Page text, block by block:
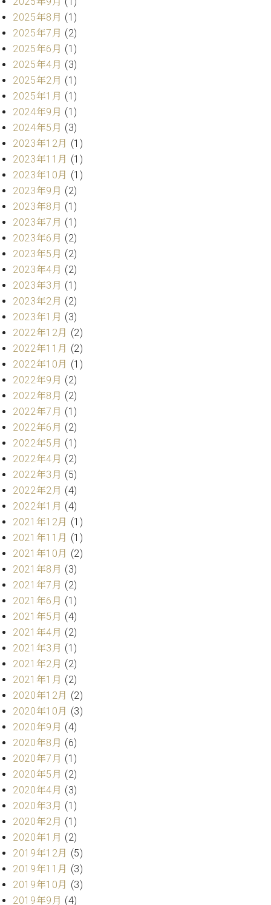
ト
グ
ラ
ン
ド
ア
ノ
C.
ベ
ヒ
シ
ュ
タ
イ
ン
コ
サ
ー
ト
ア
ッ
プ
ラ
イ
ト
ピ
ア
ノ
C.
ベ
ヒ
シ
ュ
タ
イ
ン
レ
ジ
デ
ン
ア
ッ
プ
ラ
イ
ト
ピ
ア
ノ
C.
ベ
ヒ
シ
ュ
タ
イ
ン
ア
カ
デ
納
入
実
績
ー
ル・
ス
タ
ジ
実
績
音
楽
教
愛
用
者
の
声
代
理
店
催
イ
ベ
ン
ト
コ
ー
ル
音
楽
教
室
ベ
ヒ
シ
タ
イ
ン
・
セ
ン
ト
ラ
東
京
店
長
ご
挨
展
示
情
報
ホー
ル・
ジオ
レン
タル
ホー
ル・
スタ
ジオ
空き
状況
動
画
収
サ
ー
ビ
ス
音
教
室
ピ
ア
ノ
の
ン
シ
ェ
ル
ジ
ア
ク
セ
ス
セン
トラ
京の
ご案
2025年8月 (1)
2025年7月 (2)
2025年6月 (1)
2025年4月 (3)
2025年2月 (1)
2025年1月 (1)
2024年9月 (1)
2024年5月 (3)
2023年12月 (1)
2023年11月 (1)
2023年10月 (1)
2023年9月 (2)
2023年8月 (1)
2023年7月 (1)
2023年6月 (2)
2023年5月 (2)
2023年4月 (2)
2023年3月 (1)
2023年2月 (2)
2023年1月 (3)
2022年12月 (2)
2022年11月 (2)
2022年10月 (1)
2022年9月 (2)
2022年8月 (2)
2022年7月 (1)
2022年6月 (2)
2022年5月 (1)
2022年4月 (2)
2022年3月 (5)
2022年2月 (4)
2022年1月 (4)
2021年12月 (1)
2021年11月 (1)
2021年10月 (2)
2021年8月 (3)
2021年7月 (2)
2021年6月 (1)
2021年5月 (4)
2021年4月 (2)
2021年3月 (1)
2021年2月 (2)
2021年1月 (2)
2020年12月 (2)
2020年10月 (3)
2020年9月 (4)
2020年8月 (6)
2020年7月 (1)
2020年5月 (2)
2020年4月 (3)
2020年3月 (1)
2020年2月 (1)
2020年1月 (2)
2019年12月 (5)
2019年11月 (3)
2019年10月 (3)
2019年9月 (4)